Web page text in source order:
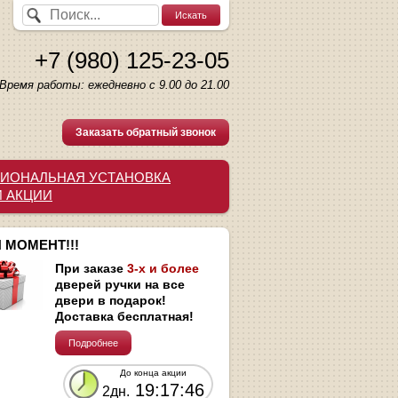
+7 (980) 125-23-05
Время работы: ежедневно с 9.00 до 21.00
Заказать обратный звонок
УСТАНОВКА
АКЦИИ
МОМЕНТ!!!
При заказе 3-х и более
дверей ручки на все
двери в подарок!
Доставка бесплатная!
Подробнее
До конца акции
2дн. 19:17:46